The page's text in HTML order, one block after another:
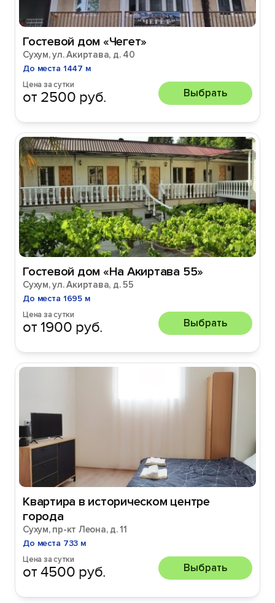
Гостевой дом «Чегет»
Сухум, ул. Акиртава, д. 40
До места 1447 м
Цена за сутки
от 2500 руб. Выбрать
Гостевой дом «На Акиртава 55»
Сухум, ул. Акиртава, д. 55
До места 1695 м
Цена за сутки
от 1900 руб. Выбрать
Квартира в историческом центре
города
Сухум, пр-кт Леона, д. 11
До места 733 м
Цена за сутки
от 4500 руб. Выбрать